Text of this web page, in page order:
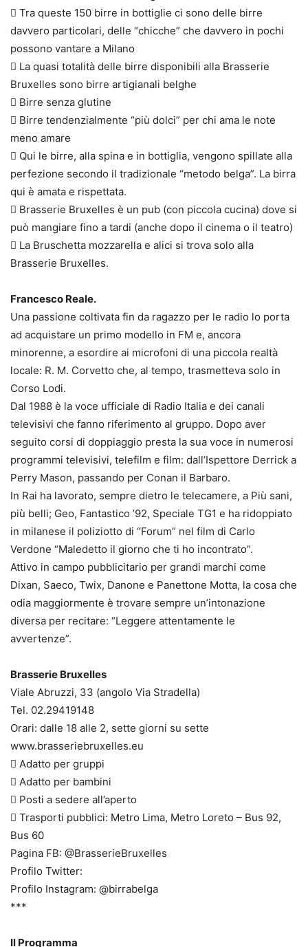
 Tra queste 150 birre in bottiglie ci sono delle birre
davvero particolari, delle “chicche” che davvero in pochi
possono vantare a Milano
 La quasi totalità delle birre disponibili alla Brasserie
Bruxelles sono birre artigianali belghe
 Birre senza glutine
 Birre tendenzialmente “più dolci” per chi ama le note
meno amare
 Qui le birre, alla spina e in bottiglia, vengono spillate alla
perfezione secondo il tradizionale “metodo belga”. La birra
qui è amata e rispettata.
 Brasserie Bruxelles è un pub (con piccola cucina) dove si
può mangiare fino a tardi (anche dopo il cinema o il teatro)
 La Bruschetta mozzarella e alici si trova solo alla
Brasserie Bruxelles.
Francesco Reale.
Una passione coltivata fin da ragazzo per le radio lo porta
ad acquistare un primo modello in FM e, ancora
minorenne, a esordire ai microfoni di una piccola realtà
locale: R. M. Corvetto che, al tempo, trasmetteva solo in
Corso Lodi.
Dal 1988 è la voce ufficiale di Radio Italia e dei canali
televisivi che fanno riferimento al gruppo. Dopo aver
seguito corsi di doppiaggio presta la sua voce in numerosi
programmi televisivi, telefilm e film: dall’Ispettore Derrick a
Perry Mason, passando per Conan il Barbaro.
In Rai ha lavorato, sempre dietro le telecamere, a Più sani,
più belli; Geo, Fantastico ’92, Speciale TG1 e ha ridoppiato
in milanese il poliziotto di “Forum” nel film di Carlo
Verdone “Maledetto il giorno che ti ho incontrato”.
Attivo in campo pubblicitario per grandi marchi come
Dixan, Saeco, Twix, Danone e Panettone Motta, la cosa che
odia maggiormente è trovare sempre un’intonazione
diversa per recitare: “Leggere attentamente le
avvertenze”.
Brasserie Bruxelles
Viale Abruzzi, 33 (angolo Via Stradella)
Tel. 02.29419148
Orari: dalle 18 alle 2, sette giorni su sette
www.brasseriebruxelles.eu
 Adatto per gruppi
 Adatto per bambini
 Posti a sedere all’aperto
 Trasporti pubblici: Metro Lima, Metro Loreto – Bus 92,
Bus 60
Pagina FB: @BrasserieBruxelles
Profilo Twitter:
Profilo Instagram: @birrabelga
***
Il Programma